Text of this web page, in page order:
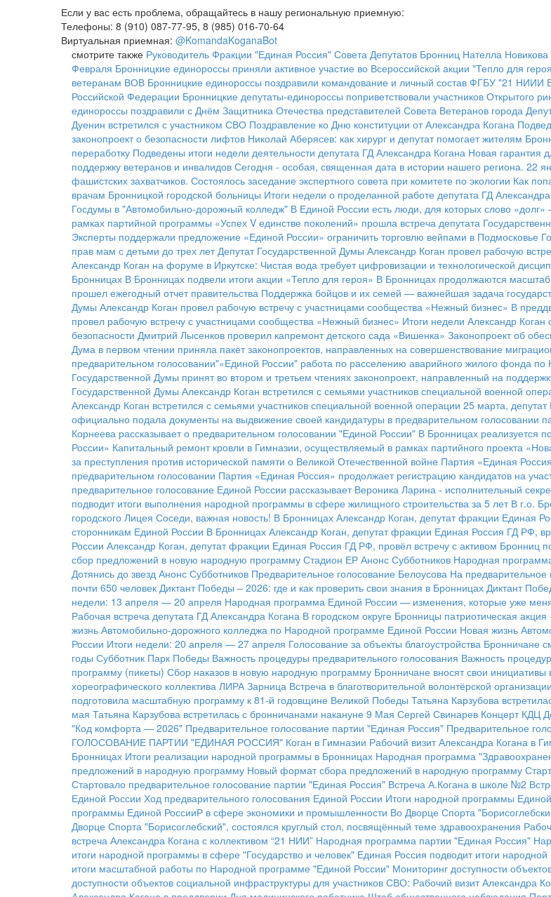
Если у вас есть проблема, обращайтесь в нашу региональную приемную:
Телефоны: 8 (910) 087-77-95, 8 (985) 016-70-64
Виртуальная приемная: @KomandaKoganaBot
смотрите также Руководитель Фракции "Единая Россия" Совета Депутатов Бронниц Нателла
Февраля Бронницкие единороссы приняли активное участие во Всероссийской акции "Тепло для
ветеранам ВОВ Бронницкие единороссы поздравили командование и личный состав ФГБУ "21 НИИИ
Российской Федерации Бронницкие депутаты-единороссы поприветствовали участников Открытого
единороссы поздравили с Днём Защитника Отечества представителей Совета Ветеранов города
Дуенин встретился с участником СВО Поздравление ко Дню конституции от Александра Когана
законопроект о безопасности лифтов Николай Аберясев: как хирург и депутат помогает жителям
переработку Подведены итоги недели деятельности депутата ГД Александра Когана Новая гарантия
поддержку ветеранов и инвалидов Сегодня - особая, священная дата в истории нашего региона. 22
фашистских захватчиков. Состоялось заседание экспертного совета при комитете по экологии Как
врачам Бронницкой городской больницы Итоги недели о проделанной работе депутата ГД
Госдумы в "Автомобильно-дорожный колледж" В Единой России есть люди, для которых слово
рамках партийной программы «Успех V единстве поколений» прошла встреча депутата
Эксперты поддержали предложение «Единой России» ограничить торговлю вейпами в Подмосковье
прав мам с детьми до трех лет Депутат Государственной Думы Александр Коган провел рабочую
Александр Коган на форуме в Иркутске: Чистая вода требует цифровизации и технологической
Бронницах В Бронницах подвели итоги акции «Тепло для героя» В Бронницах продолжаются
прошел ежегодный отчет правительства Поддержка бойцов и их семей — важнейшая задача
Думы Александр Коган провел рабочую встречу с участницами сообщества «Нежный бизнес» В
провел рабочую встречу с участницами сообщества «Нежный бизнес» Итоги недели Александр
безопасности Дмитрий Лысенков проверил капремонт детского сада «Вишенка» Законопроект об
Дума в первом чтении приняла пакет законопроектов, направленных на совершенствование
предварительном голосовании"«Единой России" работа по расселению аварийного жилого фонда
Государственной Думы принят во втором и третьем чтениях законопроект, направленный на
Государственной Думы Александр Коган встретился с семьями участников специальной военной
Александр Коган встретился с семьями участников специальной военной операции 25 марта,
официально подала документы на выдвижение своей кандидатуры в предварительном голосовании
Корнеева рассказывает о предварительном голосовании "Единой России" В Бронницах реализуется
России» Капитальный ремонт кровли в Гимназии, осуществляемый в рамках партийного проекта
за преступления против исторической памяти о Великой Отечественной войне Партия «Единая
предварительном голосовании Партия «Единая Россия» продолжает регистрацию кандидатов на
предварительное голосование Единой России рассказывает Вероника Ларина - исполнительный
подводит итоги выполнения народной программы в сфере жилищного строительства за 5 лет В г.о.
городского Лицея Соседи, важная новость! В Бронницах Александр Коган, депутат фракции Единая
сторонникам Единой России В Бронницах Александр Коган, депутат фракции Единая Россия ГД РФ,
России Александр Коган, депутат фракции Единая Россия ГД РФ, провёл встречу с активом Бронниц
сбор предложений в новую народную программу Стадион ЕР Анонс Субботников Народная
Дотянись до звезд Анонс Субботников Предварительное голосование Белоусова На предварительное
почти 650 человек Диктант Победы – 2026: где и как проверить свои знания в Бронницах Диктант
недели: 13 апреля — 20 апреля Народная программа Единой России — изменения, которые уже
Рабочая встреча депутата ГД Александра Когана В городском округе Бронницы патриотическая
жизнь Автомобильно-дорожного колледжа по Народной программе Единой России Новая жизнь
России Итоги недели: 20 апреля — 27 апреля Голосование за объекты благоустройства Бронничане
годы Субботник Парк Победы Важность процедуры предварительного голосования Важность
программу (пикеты) Сбор наказов в новую народную программу Бронничане вносят свои
хореографического коллектива ЛИРА Зарница Встреча в благотворительной волонтёрской
подготовила масштабную программу к 81-й годовщине Великой Победы Татьяна Карзубова
мая Татьяна Карзубова встретилась с бронничанами накануне 9 Мая Сергей Свинарев Концерт КДЦ
"Код комфорта — 2026" Предварительное голосование партии "Единая Россия" Предварительное
ГОЛОСОВАНИЕ ПАРТИИ "ЕДИНАЯ РОССИЯ" Коган в Гимназии Рабочий визит Александра Когана в
Бронницах Итоги реализации народной программы в Бронницах Народная программа
предложений в народную программу Новый формат сбора предложений в народную программу
Стартовало предварительное голосование партии "Единая Россия" Встреча А.Когана в школе №2
Единой России Ход предварительного голосования Единой России Итоги народной программы
программы Единой РоссииР в сфере экономики и промышленности Во Дворце Спорта
Дворце Спорта "Борисоглебский", состоялся круглый стол, посвящённый теме здравоохранения
встреча Александра Когана с коллективом “21 НИИ” Народная программа партии "Единая Россия"
итоги народной программы в сфере "Государство и человек" Единая Россия подводит итоги
итоги масштабной работы по Народной программе "Единой России" Мониторинг доступности
доступности объектов социальной инфраструктуры для участников СВО: Рабочий визит Александра